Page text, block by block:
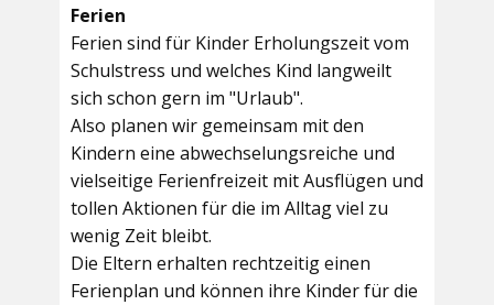
Ferien
Ferien sind für Kinder Erholungszeit vom
Schulstress und welches Kind langweilt
sich schon gern im "Urlaub".
Also planen wir gemeinsam mit den
Kindern eine abwechselungsreiche und
vielseitige Ferienfreizeit mit Ausflügen und
tollen Aktionen für die im Alltag viel zu
wenig Zeit bleibt.
Die Eltern erhalten rechtzeitig einen
Ferienplan und können ihre Kinder für die